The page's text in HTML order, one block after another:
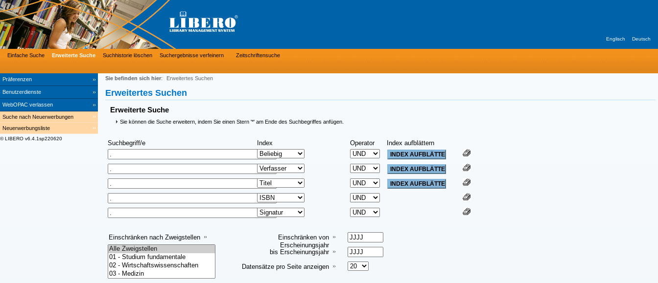
Präferenzen
Benutzerdienste
WebOPAC verlassen
Einfache Suche Erweiterte Suche Suchhistorie löschen Suchergebnisse verfeinern Zeitschriftensuche
Englisch Deutsch
Suche nach Neuerwerbungen
Neuerwerbungsliste
© LIBERO v6.4.1sp220620
Sie befinden sich hier: Erweitertes Suchen
Erweitertes Suchen
Erweiterte Suche
Sie können die Suche erweitern, indem Sie einen Stern '*' am Ende des Suchbegriffes anfügen.
Suchbegriff/e Index Operator Index aufblättern
Einschränken von
Erscheinungsjahr
bis Erscheinungsjahr
Datensätze pro Seite anzeigen
Einschränken nach Zweigstellen